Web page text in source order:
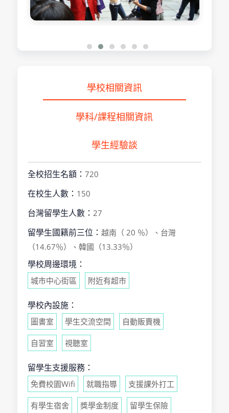
學校相關資訊
學科/課程相關資訊
學生經驗談
全校招生名額： 720
在校生人數： 150
台灣留學生人數： 27
留學生國籍前三位： 越南（ 20 ％）、台灣
（14.67％）、韓國（13.33％）
學校周邊環境：
城市中心街區 附近有超市
學校內設施：
圖書室 學生交流空間 自動販賣機
自習室 視聽室
留學生支援服務：
免費校園Wifi 就職指導 支援課外打工
有學生宿舍 獎學金制度 留學生保險